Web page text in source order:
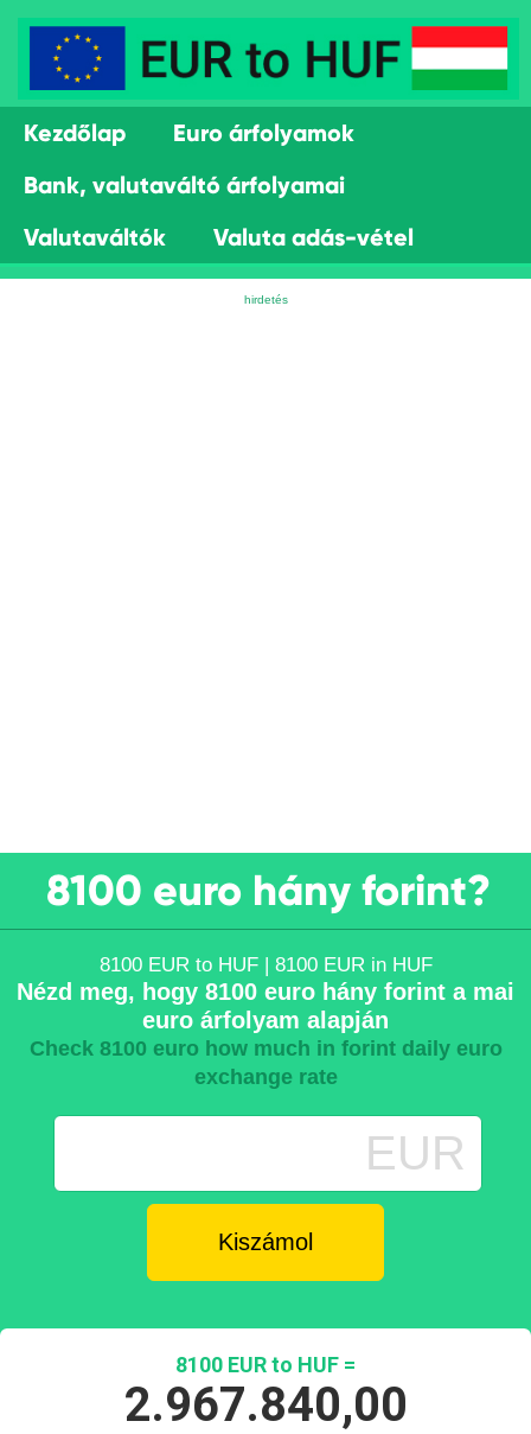
Kezdőlap
Euro árfolyamok
Bank, valutaváltó árfolyamai
Valutaváltók
Valuta adás-vétel
8100 euro hány forint?
8100 EUR to HUF | 8100 EUR in HUF
Nézd meg, hogy 8100 euro hány forint a mai
euro árfolyam alapján
Check 8100 euro how much in forint daily euro
exchange rate
EUR
8100 EUR to HUF =
2.967.840,00